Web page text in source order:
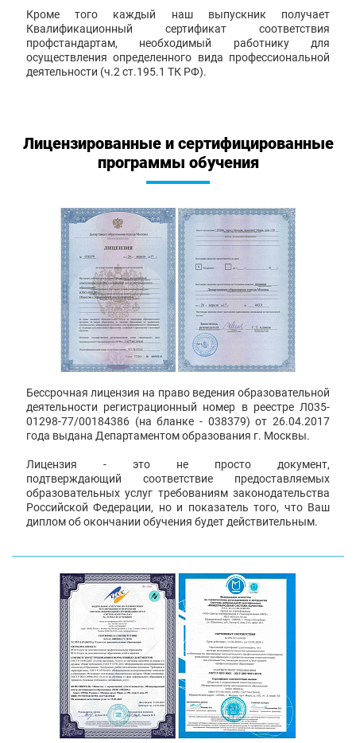
Кроме того каждый наш выпускник получает
Квалификационный сертификат соответствия
профстандартам, необходимый работнику для
осуществления определенного вида профессиональной
деятельности (ч.2 ст.195.1 ТК РФ).
Лицензированные и сертифицированные
программы обучения
Бессрочная лицензия на право ведения образовательной
деятельности регистрационный номер в реестре Л035-
01298-77/00184386 (на бланке - 038379) от 26.04.2017
года выдана Департаментом образования г. Москвы.
Лицензия - это не просто документ,
подтверждающий соответствие предоставляемых
образовательных услуг требованиям законодательства
Российской Федерации, но и показатель того, что Ваш
диплом об окончании обучения будет действительным.